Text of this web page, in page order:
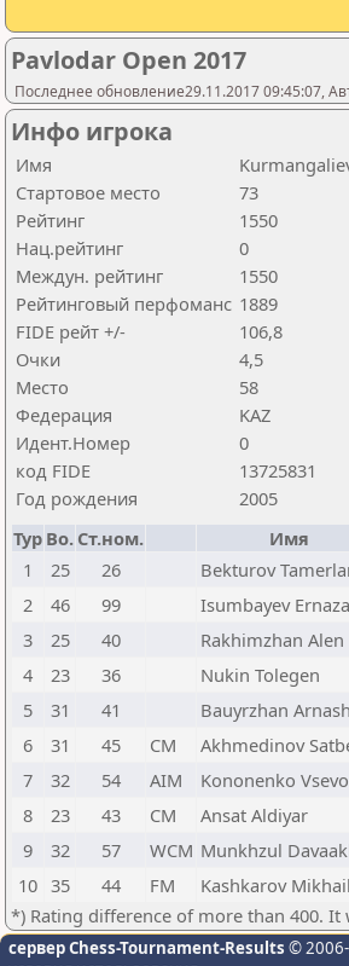
Pavlodar Open 2017
Последнее обновление29.11.2017 09:45:07,
Инфо игрока
Имя
Стартовое место
73
Рейтинг
1550
Нац.рейтинг
0
Междун. рейтинг
1550
Рейтинговый перфоманс 1889
FIDE рейт +/-
106,8
Очки
4,5
Место
58
Федерация
KAZ
Идент.Номер
0
код FIDE
13725831
Год рождения
2005
Тур Bo. Ст.ном. Имя
1
25 26 Bekturov
2
46 99 Isumbayev
3
25 40 Rakhimzhan Alen
4
23 36 Nukin Tolegen
5
31 41 Bauyrzhan Arnash
6
31 45 CM Akhmedinov
7
32 54 AIM Kononenko
8
23 43 CM Ansat Aldiyar
9
32 57 WCM Munkhzul
10 35 44 FM Kashkarov Mikhail
*) Rating difference of more than 400. It
сервер Chess-Tournament-Results ©